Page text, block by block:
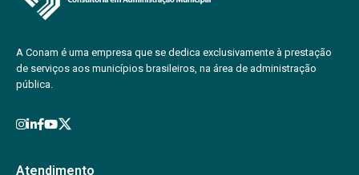
A Conam é uma empresa que se dedica exclusivamente à prestação
de serviços aos municípios brasileiros, na área de administração
pública.
Atendimento